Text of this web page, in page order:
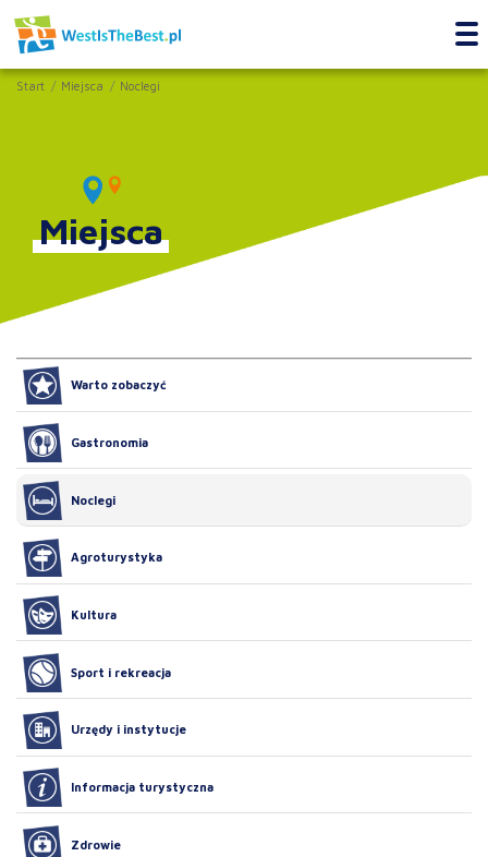
Start Miejsca Noclegi
Miejsca
Warto zobaczyć
Gastronomia
Noclegi
Agroturystyka
Kultura
Sport i rekreacja
Urzędy i instytucje
Informacja turystyczna
Zdrowie